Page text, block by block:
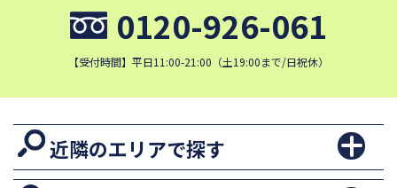
0120-926-061
【受付時間】平日11:00-21:00（土19:00まで/日祝休）
近隣のエリアで探す